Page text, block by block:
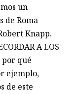
un
de Roma
Knapp.
A LOS
por qué
ejemplo,
de este